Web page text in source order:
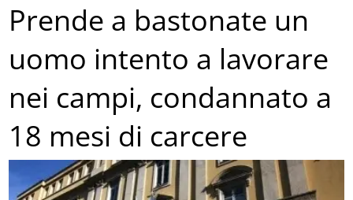
Prende a bastonate un
uomo intento a lavorare
nei campi, condannato a
18 mesi di carcere